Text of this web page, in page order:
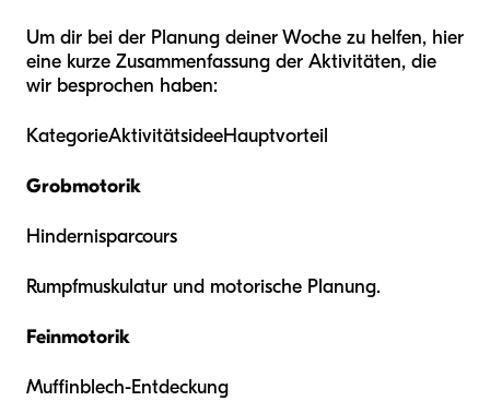
Um dir bei der Planung deiner Woche zu helfen, hier
eine kurze Zusammenfassung der Aktivitäten, die
wir besprochen haben:
KategorieAktivitätsideeHauptvorteil
Grobmotorik
Hindernisparcours
Rumpfmuskulatur und motorische Planung.
Feinmotorik
Muffinblech-Entdeckung